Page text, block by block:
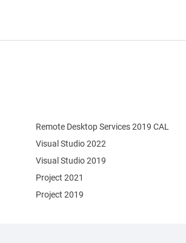
Remote Desktop Services 2019 CAL
Visual Studio 2022
Visual Studio 2019
Project 2021
Project 2019